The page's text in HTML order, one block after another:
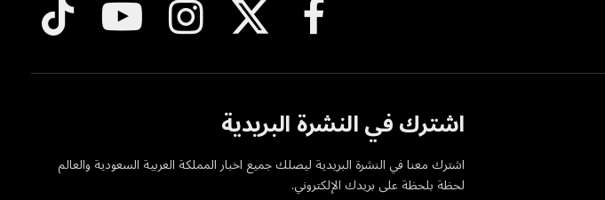
فيسبوك X الانستغرام يوتيوب تيكتوك
اشترك في النشرة البريدية
اشترك معنا في النشرة البريدية ليصلك جميع اخبار المملكة العربية السعودية والعالم
لحظة بلحظة على بريدك الإلكتروني.